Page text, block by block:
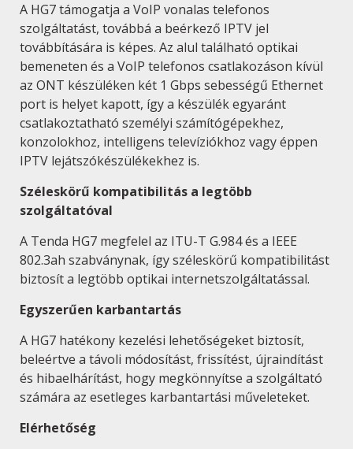
A HG7 támogatja a VoIP vonalas telefonos
szolgáltatást, továbbá a beérkező IPTV jel
továbbítására is képes. Az alul található optikai
bemeneten és a VoIP telefonos csatlakozáson kívül
az ONT készüléken két 1 Gbps sebességű Ethernet
port is helyet kapott, így a készülék egyaránt
csatlakoztatható személyi számítógépekhez,
konzolokhoz, intelligens televíziókhoz vagy éppen
IPTV lejátszókészülékekhez is.
Széleskörű kompatibilitás a legtöbb
szolgáltatóval
A Tenda HG7 megfelel az ITU-T G.984 és a IEEE
802.3ah szabványnak, így széleskörű kompatibilitást
biztosít a legtöbb optikai internetszolgáltatással.
Egyszerűen karbantartás
A HG7 hatékony kezelési lehetőségeket biztosít,
beleértve a távoli módosítást, frissítést, újraindítást
és hibaelhárítást, hogy megkönnyítse a szolgáltató
számára az esetleges karbantartási műveleteket.
Elérhetőség